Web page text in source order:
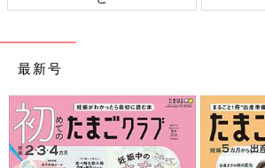
最新号